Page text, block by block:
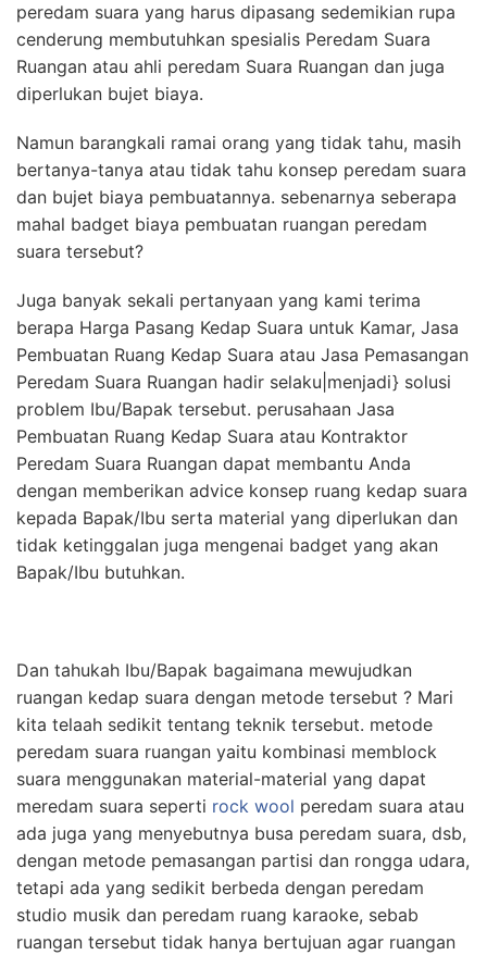
peredam suara yang harus dipasang sedemikian rupa
cenderung membutuhkan spesialis Peredam Suara
Ruangan atau ahli peredam Suara Ruangan dan juga
diperlukan bujet biaya.
Namun barangkali ramai orang yang tidak tahu, masih
bertanya-tanya atau tidak tahu konsep peredam suara
dan bujet biaya pembuatannya. sebenarnya seberapa
mahal badget biaya pembuatan ruangan peredam
suara tersebut?
Juga banyak sekali pertanyaan yang kami terima
berapa Harga Pasang Kedap Suara untuk Kamar, Jasa
Pembuatan Ruang Kedap Suara atau Jasa Pemasangan
Peredam Suara Ruangan hadir selaku|menjadi} solusi
problem Ibu/Bapak tersebut. perusahaan Jasa
Pembuatan Ruang Kedap Suara atau Kontraktor
Peredam Suara Ruangan dapat membantu Anda
dengan memberikan advice konsep ruang kedap suara
kepada Bapak/Ibu serta material yang diperlukan dan
tidak ketinggalan juga mengenai badget yang akan
Bapak/Ibu butuhkan.
Dan tahukah Ibu/Bapak bagaimana mewujudkan
ruangan kedap suara dengan metode tersebut ? Mari
kita telaah sedikit tentang teknik tersebut. metode
peredam suara ruangan yaitu kombinasi memblock
suara menggunakan material-material yang dapat
meredam suara seperti rock wool peredam suara atau
ada juga yang menyebutnya busa peredam suara, dsb,
dengan metode pemasangan partisi dan rongga udara,
tetapi ada yang sedikit berbeda dengan peredam
studio musik dan peredam ruang karaoke, sebab
ruangan tersebut tidak hanya bertujuan agar ruangan